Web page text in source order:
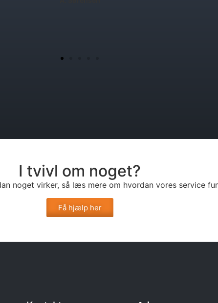
I tvivl om noget?
noget virker, så læs mere om hvordan vores service
Få hjælp her